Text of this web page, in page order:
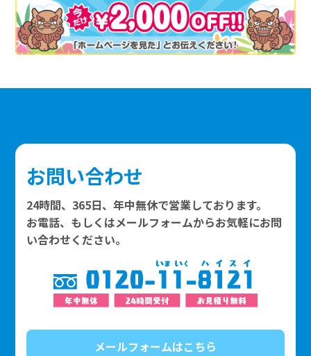
お問い合わせ
24時間、365日、年中無休で営業しております。
お電話、もしくはメールフォームからお気軽にお問
い合わせください。
メールフォームはこちら